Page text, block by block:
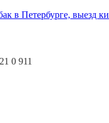
0 911